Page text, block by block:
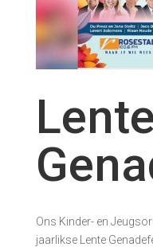
Lente
Ons Kinder- en
jaarlikse Lente